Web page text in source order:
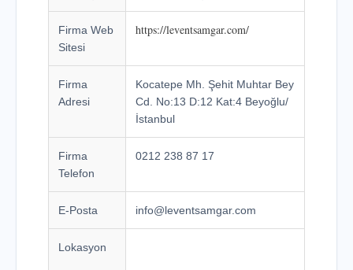
Firma Web
Sitesi
https://leventsamgar.com/
Firma
Adresi
Kocatepe Mh. Şehit Muhtar Bey
Cd. No:13 D:12 Kat:4 Beyoğlu/
İstanbul
Firma
Telefon
0212 238 87 17
E-Posta info@leventsamgar.com
Lokasyon